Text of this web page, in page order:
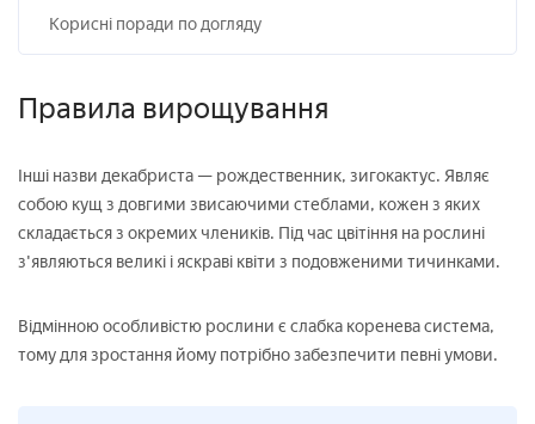
Корисні поради по догляду
Правила вирощування
Інші назви декабриста — рождественник, зигокактус. Являє
собою кущ з довгими звисаючими стеблами, кожен з яких
складається з окремих члеників. Під час цвітіння на рослині
з'являються великі і яскраві квіти з подовженими тичинками.
Відмінною особливістю рослини є слабка коренева система,
тому для зростання йому потрібно забезпечити певні умови.